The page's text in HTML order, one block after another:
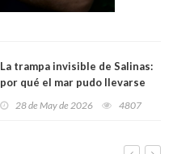
La trampa invisible de Salinas:
por qué el mar pudo llevarse
28 de May de 2026 4807